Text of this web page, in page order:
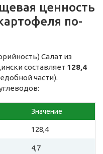
ценность
по-
Салат из
составляет 128,4
части).
Значение
128,4
4,7